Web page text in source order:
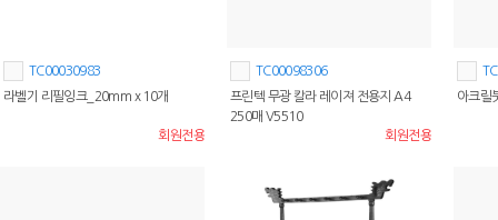
TC00030983
라벨기 리필잉크_20mm x 10개
회원전용
TC00098306
프린텍 무광 칼라 레이져 전용지 A4
250매 V5510
회원전용
아크릴